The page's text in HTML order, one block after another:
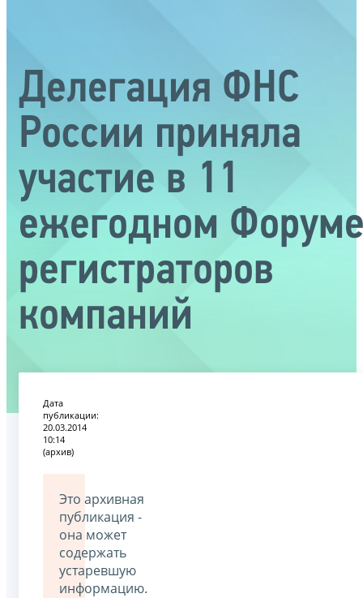
Делегация ФНС
России приняла
участие в 11
ежегодном
регистраторов
компаний
Дата
публикации:
20.03.2014
10:14
(архив)
Это архивная
публикация -
она может
содержать
устаревшую
информацию.